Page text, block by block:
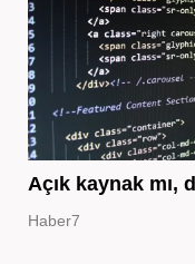
Açık kaynak mı,
Haber7